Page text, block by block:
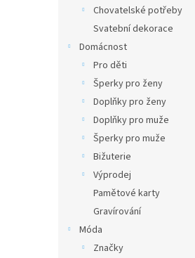
Chovatelské potřeby
Svatební dekorace
Domácnost
Pro děti
Šperky pro ženy
Doplňky pro ženy
Doplňky pro muže
Šperky pro muže
Bižuterie
Výprodej
Pamětové karty
Gravírování
Móda
Značky